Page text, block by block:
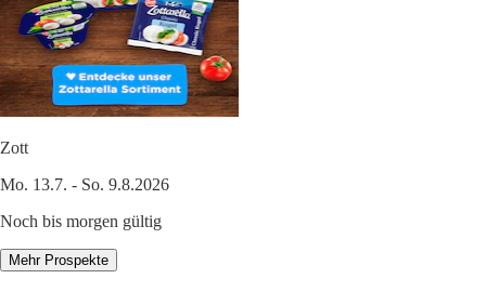
Zott
Mo. 13.7. - So. 9.8.2026
Noch bis morgen gültig
Mehr Prospekte